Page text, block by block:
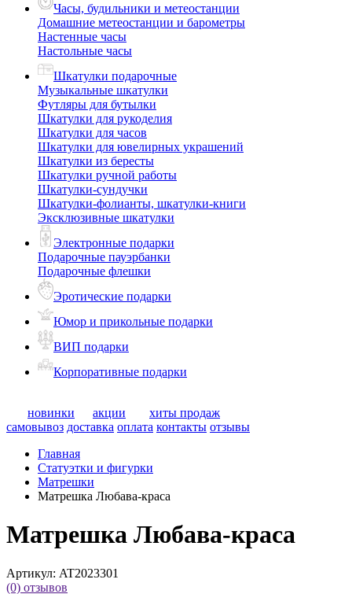
Часы, будильники и метеостанции
Домашние метеостанции и барометры
Настенные часы
Настольные часы
Шкатулки подарочные
Музыкальные шкатулки
Футляры для бутылки
Шкатулки для рукоделия
Шкатулки для часов
Шкатулки для ювелирных украшений
Шкатулки из бересты
Шкатулки ручной работы
Шкатулки-сундучки
Шкатулки-фолианты, шкатулки-книги
Эксклюзивные шкатулки
Электронные подарки
Подарочные пауэрбанки
Подарочные флешки
Эротические подарки
Юмор и прикольные подарки
ВИП подарки
Корпоративные подарки
новинки акции
хиты продаж
самовывоз доставка оплата контакты отзывы
Главная
Статуэтки и фигурки
Матрешки
Матрешка Любава-краса
Матрешка Любава-краса
Артикул: AT2023301
(0) отзывов